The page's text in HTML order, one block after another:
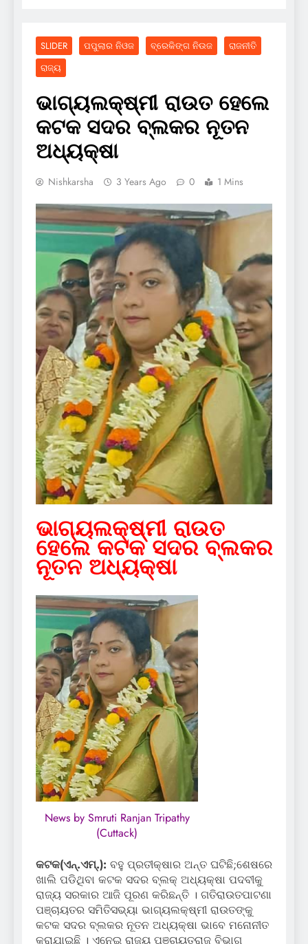
SLIDER ପପୁଲାର ନିଓଜ ବ୍ରେକିଙ୍ଗ ନିଉଜ
ରାଜନୀତି
ରାଜ୍ୟ
ଭାଗ୍ୟଲକ୍ଷ୍ମୀ ରାଉତ ହେଲେ
କଟକ ସଦର ବ୍ଲକର ନୂତନ
ଅଧ୍ୟକ୍ଷା
Nishkarsha 3 Years Ago 0 1 Mins
ଭାଗ୍ୟଲକ୍ଷ୍ମୀ ରାଉତ
ହେଲେ କଟକ ସଦର ବ୍ଲକର
ନୂତନ ଅଧ୍ୟକ୍ଷା
News by Smruti Ranjan Tripathy
(Cuttack)
କଟକ(ଏନ୍‌.ଏମ୍‌.): ବହୁ ପ୍ରତୀକ୍ଷାର ଅନ୍ତ ଘଟିଛି;ଶେଷରେ
ଖାଲି ପଡିଥିବା କଟକ ସଦର ବ୍ଲକ୍ ଅଧ୍ୟକ୍ଷା ପଦବୀକୁ
ରାଜ୍ୟ ସରକାର ଆଜି ପୂରଣ କରିଛନ୍ତି । ଗତିରାଉତପାଟଣା
ପଞ୍ଚାୟତର ସମିତିସଭ୍ୟା ଭାଗ୍ୟଲକ୍ଷ୍ମୀ ରାଉତଙ୍କୁ
କଟକ ସଦର ବ୍ଲକର ନୂତନ ଅଧ୍ୟକ୍ଷା ଭାବେ ମନୋନୀତ
କରାଯାଇଛି । ଏନେଇ ରାଜ୍ୟ ପଞ୍ଚାୟତରାଜ ବିଭାଗ